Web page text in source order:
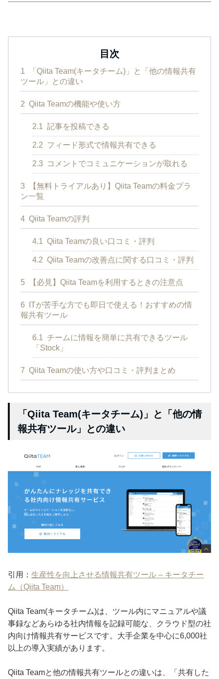
目次
1
「Qiita Team(キータチーム)」と「他の情報共有
ツール」との違い
2 Qiita Teamの機能や使い方
2.1 記事を投稿できる
2.2 フィード形式で情報共有できる
2.3 コメントでコミュニケーションが取れる
3
【無料トライアルあり】Qiita Teamの料金プラ
ン一覧
4 Qiita Teamの評判
4.1 Qiita Teamの良い口コミ・評判
4.2 Qiita Teamの改善点に関する口コミ・評判
5 【必見】Qiita Teamを利用するときの注意点
6
ITが苦手な方でも即日で使える！おすすめの情
報共有ツール
6.1 チームに情報を簡単に共有できるツール
「Stock」
7 Qiita Teamの使い方や口コミ・評判まとめ
「Qiita Team(キータチーム)」と「他の情
報共有ツール」との違い
引用： 生産性を向上させる情報共有ツール – キータチー
ム（Qiita Team）
Qiita Team(キータチーム)は、ツール内にマニュアルや議
事録などあらゆる社内情報を記録可能な、クラウド型の社
内向け情報共有サービスです。大手企業を中心に6,000社
以上の導入実績があります。
Qiita Teamと他の情報共有ツールとの違いは、「共有した